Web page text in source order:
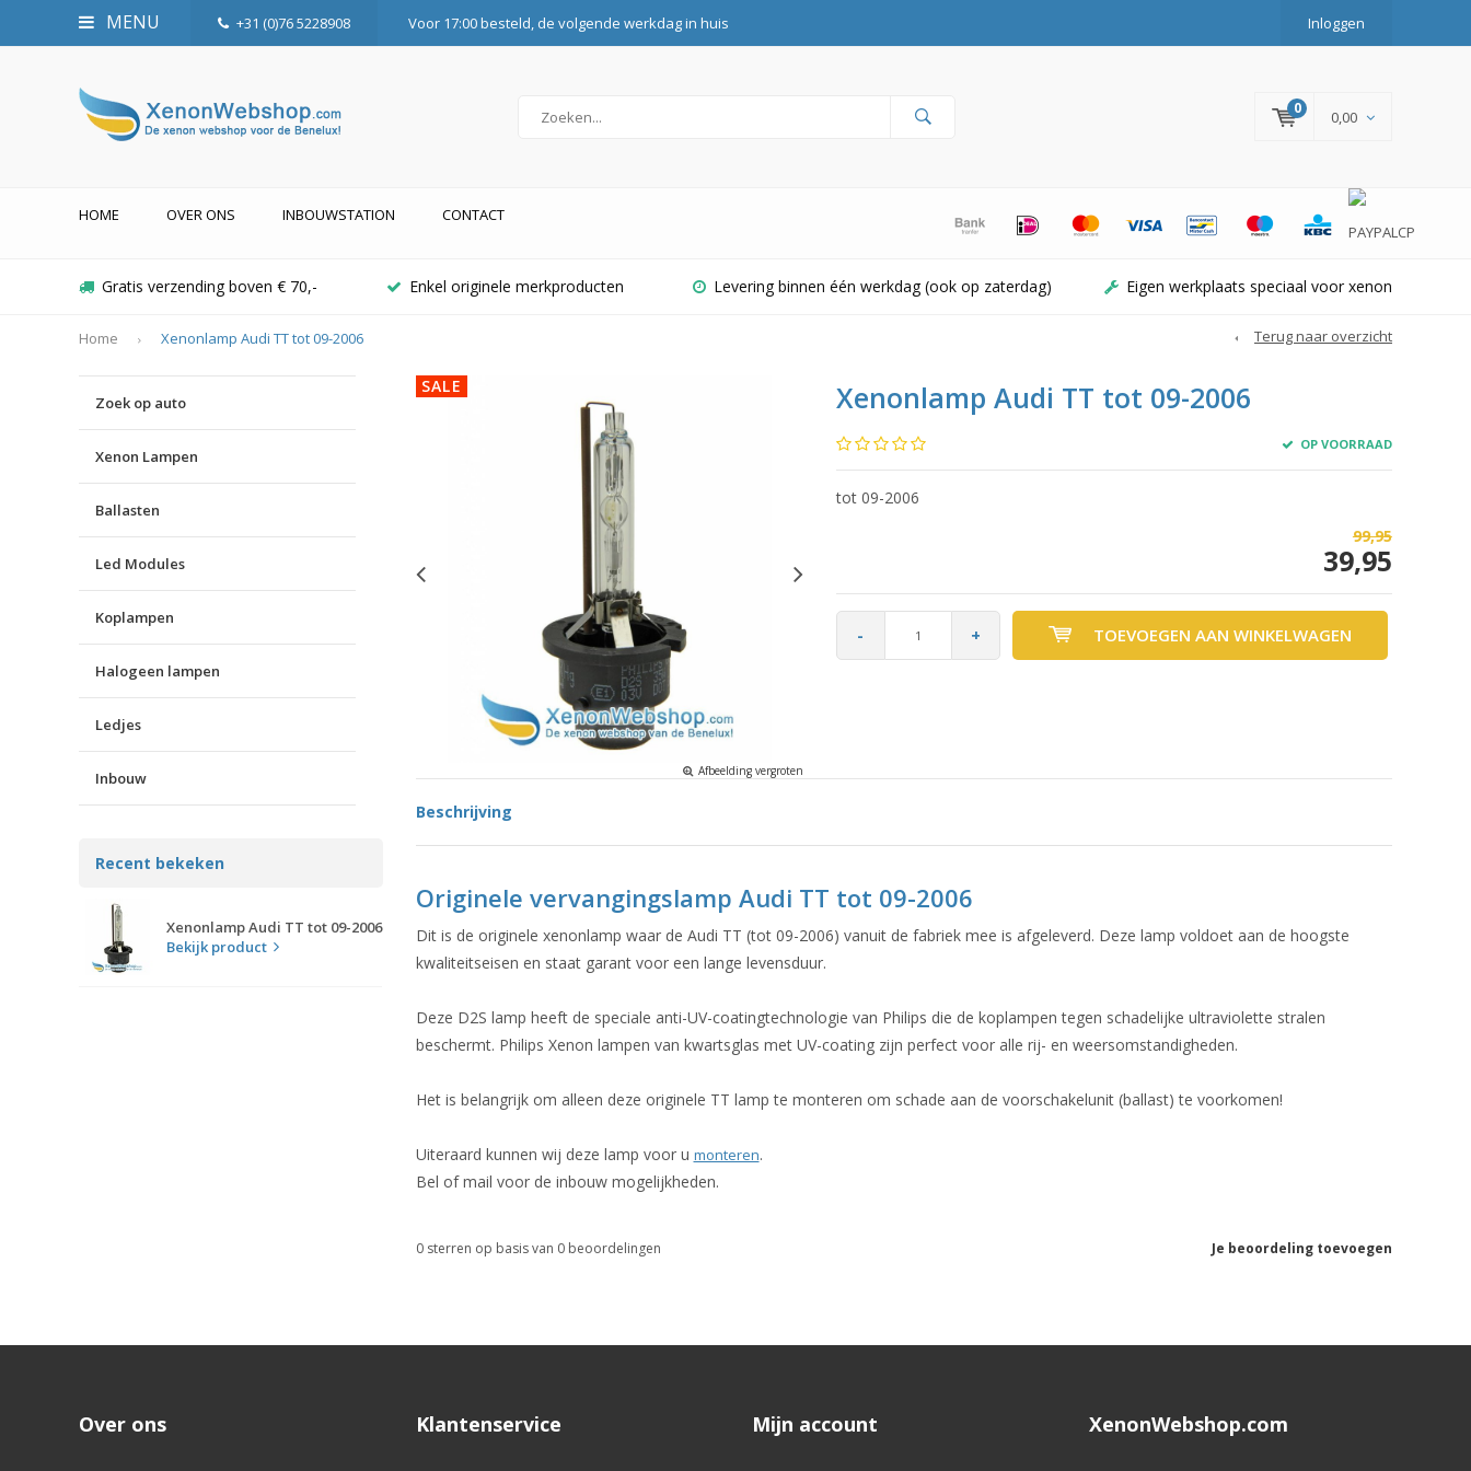
MENU +31 (0)76 5228908 Voor 17:00 besteld, de volgende werkdag in huis Inloggen
0 0,00
HOME OVER ONS INBOUWSTATION CONTACT
Gratis verzending boven € 70,- Enkel originele merkproducten Levering binnen één werkdag (ook op zaterdag) Eigen werkplaats speciaal voor xenon
Home Xenonlamp Audi TT tot 09-2006 Terug naar overzicht
Zoek op auto
Xenon Lampen
Ballasten
Led Modules
Koplampen
Halogeen lampen
Ledjes
Inbouw
Recent bekeken
Xenonlamp Audi TT tot 09-2006
Bekijk product
SALE
Afbeelding vergroten
Xenonlamp Audi TT tot 09-2006
OP VOORRAAD
tot 09-2006
99,95
39,95
- + TOEVOEGEN AAN WINKELWAGEN
Beschrijving
Originele vervangingslamp Audi TT tot 09-2006
Dit is de originele xenonlamp waar de Audi TT (tot 09-2006) vanuit de fabriek mee is afgeleverd. Deze lamp voldoet aan de hoogste
kwaliteitseisen en staat garant voor een lange levensduur.
Deze D2S lamp heeft de speciale anti-UV-coatingtechnologie van Philips die de koplampen tegen schadelijke ultraviolette stralen
beschermt. Philips Xenon lampen van kwartsglas met UV-coating zijn perfect voor alle rij- en weersomstandigheden.
Het is belangrijk om alleen deze originele TT lamp te monteren om schade aan de voorschakelunit (ballast) te voorkomen!
Uiteraard kunnen wij deze lamp voor u monteren.
Bel of mail voor de inbouw mogelijkheden.
Je beoordeling toevoegen
0sterren op basis van 0beoordelingen
Over ons Klantenservice Mijn account XenonWebshop.com